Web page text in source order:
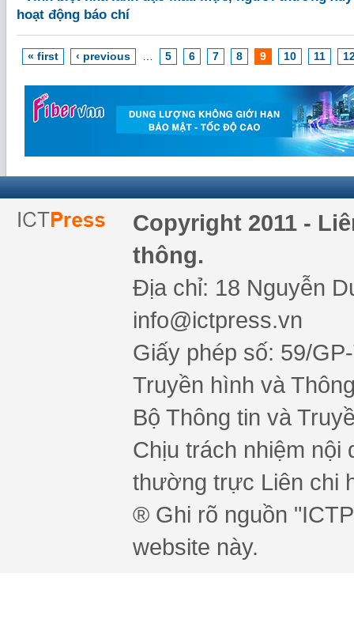
hoạt động báo chí
« first ‹ previous 5 6 7 8 9 10 11
Copyright 2011 -
thông.
Địa chỉ: 18 Nguyễn
info@ictpress.vn
Giấy phép số: 59/
Truyền hình và
Bộ Thông tin và
Chịu trách nhiệm nội
thường trực Liên chi
® Ghi rõ nguồn
website này.